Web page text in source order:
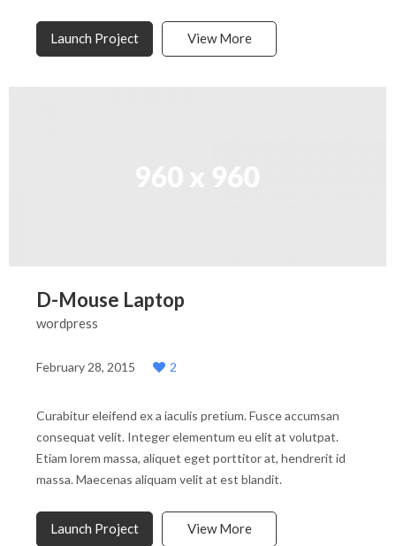
Launch Project View More
D-Mouse Laptop
wordpress
February 28, 2015 2
Curabitur eleifend ex a iaculis pretium. Fusce accumsan
consequat velit. Integer elementum eu elit at volutpat.
Etiam lorem massa, aliquet eget porttitor at, hendrerit id
massa. Maecenas aliquam velit at est blandit.
Launch Project View More